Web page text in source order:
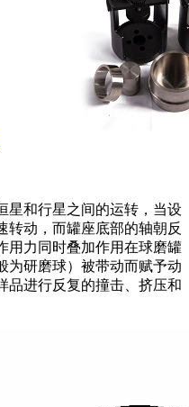
星和行星之间的运转，当设
转动，而罐座底部的轴朝反
用力同时叠加作用在球磨罐
为研磨球）被带动而赋予动
品进行反复的撞击、挤压和